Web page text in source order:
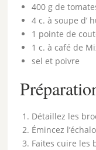
400 g de
4 c. à soupe d’
1 pointe de
1 c. à café de
sel et poivre
Détaillez les
Émincez
Faites cuire les